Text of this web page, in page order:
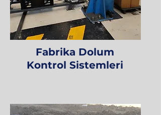
Fabrika Dolum
Kontrol Sistemleri